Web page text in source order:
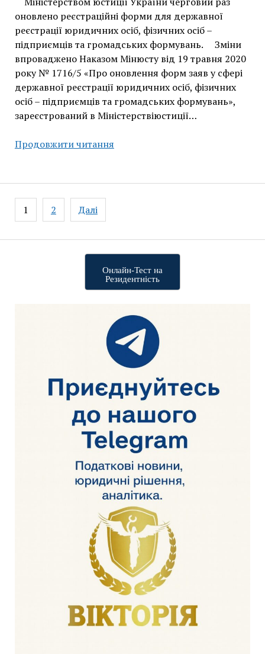
Онлайн-Тест на
Резидентність
оновлено реєстраційні форми для державної
реєстрації юридичних осіб, фізичних осіб –
підприємців та громадських формувань. Зміни
впроваджено Наказом Мінюсту від 19 травня 2020
року № 1716/5 «Про оновлення форм заяв у сфері
державної реєстрації юридичних осіб, фізичних
осіб – підприємців та громадських формувань»,
зареєстрований в Міністерствіюстиції…
Продовжити читанняФорми
сфері
на
19.05.2020
Пагінація
записів
1 2 Далі